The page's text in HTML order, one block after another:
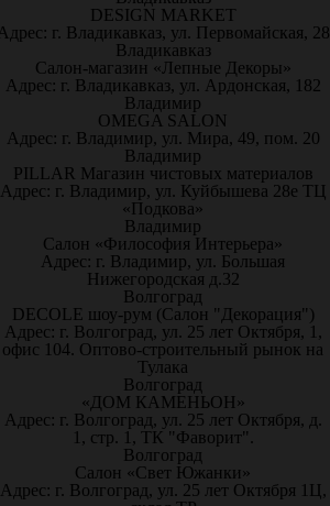
DESIGN MARKET
г. Владикавказ, ул. Первомайская, 28
Владикавказ
Салон-магазин «Лепные Декоры»
Адрес: г. Владикавказ, ул. Ардонская, 182
Владимир
OMEGA SALON
Адрес: г. Владимир, ул. Мира, 49, пом. 20
Владимир
PILLAR Магазин чистовых материалов
Адрес: г. Владимир, ул. Куйбышева 28е ТЦ
«Подкова»
Владимир
Салон «Философия Интерьера»
Адрес: г. Владимир, ул. Большая
Нижегородская д.32
Волгоград
DECOLE шоу-рум (Салон "Декорация")
Адрес: г. Волгоград, ул. 25 лет Октября, 1,
офис 104. Оптово-строительный рынок на
Тулака
Волгоград
«ДОМ КАМЕНЬОН»
Адрес: г. Волгоград, ул. 25 лет Октября, д.
1, стр. 1, ТК "Фаворит".
Волгоград
Салон «Свет Южанки»
Адрес: г. Волгоград, ул. 25 лет Октября 1Ц,